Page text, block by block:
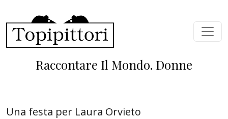
Raccontare Il Mondo. Donne
Una festa per Laura Orvieto